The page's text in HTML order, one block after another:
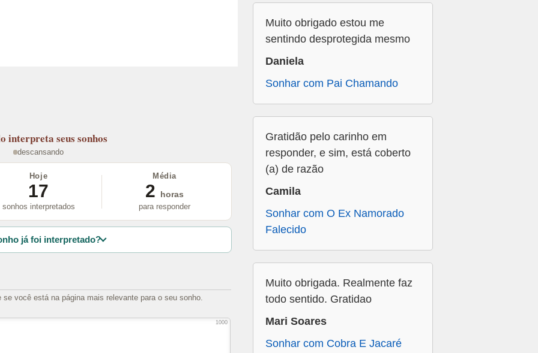
interpreta seus sonhos
descansando
Hoje
17
sonhos interpretados
Média
2
horas
para responder
já foi interpretado?
você está na página mais relevante para o seu sonho.
1000
Muito obrigado estou me
sentindo desprotegida mesmo
Daniela
Sonhar com Pai Chamando
Gratidão pelo carinho em
responder, e sim, está coberto
(a) de razão
Camila
Sonhar com O Ex Namorado
Falecido
Muito obrigada. Realmente faz
todo sentido. Gratidao
Mari Soares
Sonhar com Cobra E Jacaré